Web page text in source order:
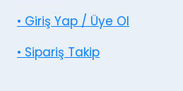
• Giriş Yap / Üye Ol
• Sipariş Takip